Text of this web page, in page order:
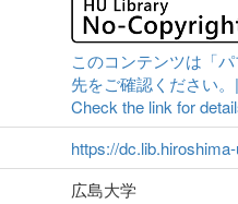
このコンテンツは「
先をご確認ください
Check the link for
https://
広島大学